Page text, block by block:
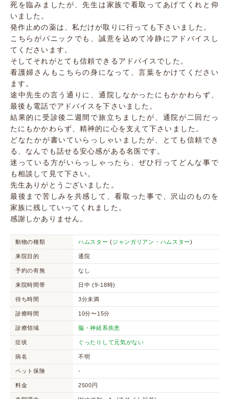
死を臨みましたが、先生は家族で看取ってあげてくれと仰
いました。
発作止めの薬は、私だけが取りに行っても下さいました。
こちらがパニックでも、誠意を込めて冷静にアドバイスし
てくださいます。
そしてそれがとても信頼できるアドバイスでした。
看護婦さんもこちらの身になって、言葉をかけてください
ます。
途中先生の言う通りに、通院しなかったにもかかわらず、
最後も電話でアドバイスを下さいました。
結果的に受診後二週間で旅立ちましたが、通院が二回だっ
たにもかかわらず、精神的に心を支えて下さいました。
どなたかが書いていらっしゃいましたが、とても信頼でき
る、なんでも話せる安心感がある名医です。
迷っている方がいらっしゃったら、ぜひ行ってどんな事で
も相談して見て下さい。
先生ありがとうございました。
最後まで苦しみを共感して、看取った事で、沢山のものを
家族に残していってくれました。
感謝しかありません。
動物の種類 ハムスター (ジャンガリアン・ハムスター)
来院目的 通院
予約の有無 なし
来院時間帯 日中 (9-18時)
待ち時間 3分未満
診療時間 10分〜15分
診療領域 脳・神経系疾患
症状 ぐったりして元気がない
病名 不明
ペット保険 -
料金 2500円